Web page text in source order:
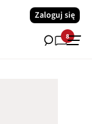
Zaloguj się
8